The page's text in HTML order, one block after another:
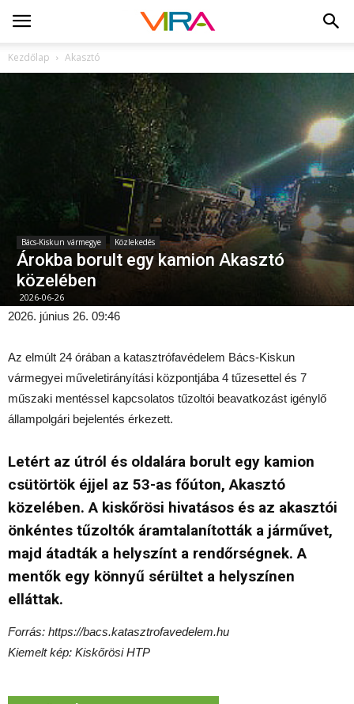
Kezdőlap Akasztó
Bács-Kiskun vármegye Közlekedés
Árokba borult egy kamion Akasztó
közelében
2026-06-26
2026. június 26. 09:46
Az elmúlt 24 órában a katasztrófavédelem Bács-Kiskun
vármegyei műveletirányítási központjába 4 tűzesettel és 7
műszaki mentéssel kapcsolatos tűzoltói beavatkozást igénylő
állampolgári bejelentés érkezett.
Letért az útról és oldalára borult egy kamion
csütörtök éjjel az 53-as főúton, Akasztó
közelében. A kiskőrösi hivatásos és az akasztói
önkéntes tűzoltók áramtalanították a járművet,
majd átadták a helyszínt a rendőrségnek. A
mentők egy könnyű sérültet a helyszínen
elláttak.
Forrás: https://bacs.katasztrofavedelem.hu
Kiemelt kép: Kiskőrösi HTP